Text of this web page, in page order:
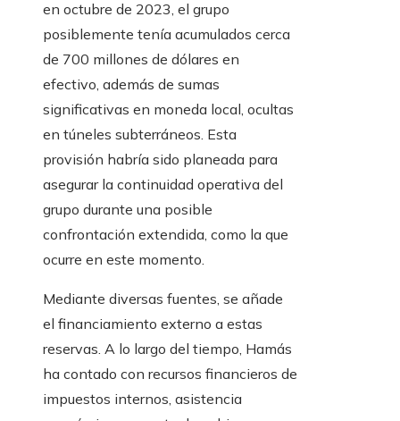
en octubre de 2023, el grupo
posiblemente tenía acumulados cerca
de 700 millones de dólares en
efectivo, además de sumas
significativas en moneda local, ocultas
en túneles subterráneos. Esta
provisión habría sido planeada para
asegurar la continuidad operativa del
grupo durante una posible
confrontación extendida, como la que
ocurre en este momento.
Mediante diversas fuentes, se añade
el financiamiento externo a estas
reservas. A lo largo del tiempo, Hamás
ha contado con recursos financieros de
impuestos internos, asistencia